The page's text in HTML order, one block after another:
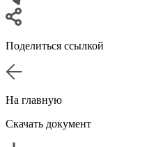
Поделиться ссылкой
На главную
Скачать документ